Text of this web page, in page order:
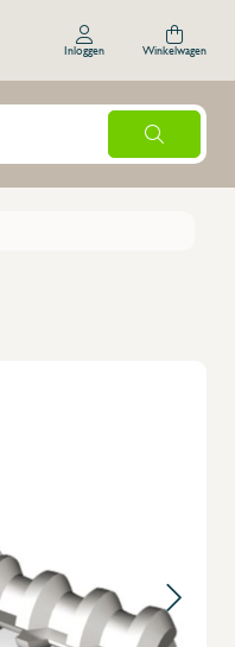
Inloggen Winkelwagen